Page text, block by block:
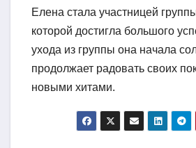
Елена стала участницей
которой достигла большого
ухода из группы она начала
продолжает радовать своих
новыми хитами.